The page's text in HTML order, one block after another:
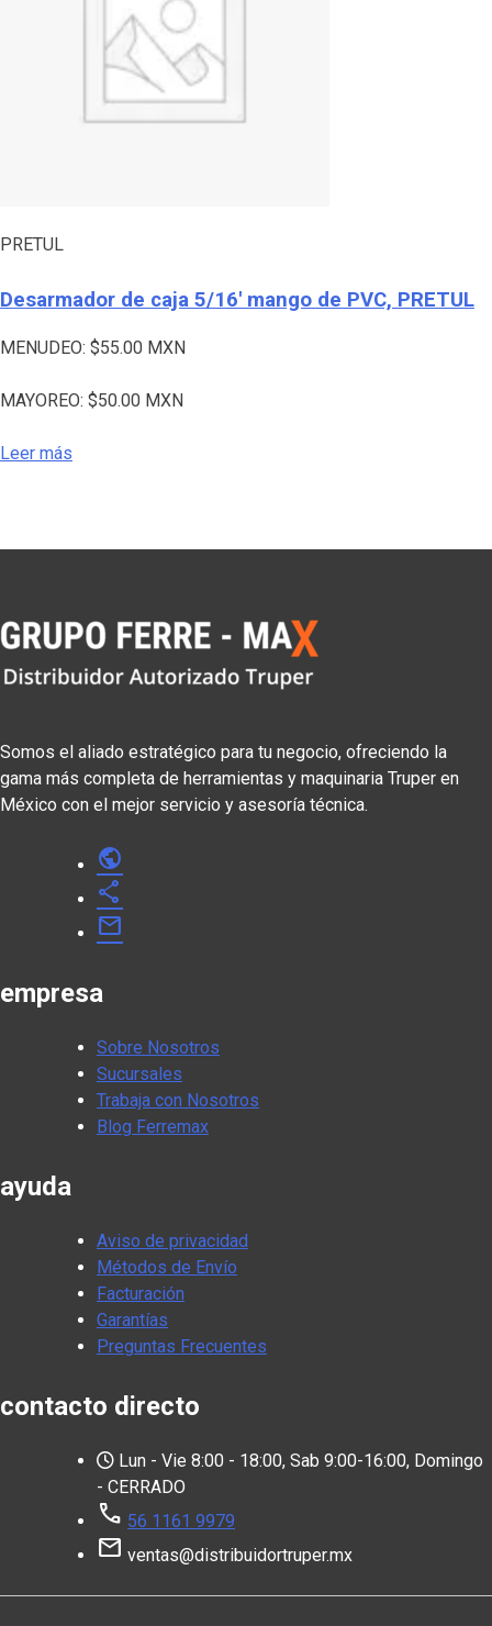
PRETUL
Desarmador de caja 5/16′ mango de PVC, PRETUL
MENUDEO: $55.00 MXN
MAYOREO: $50.00 MXN
Leer más
Somos el aliado estratégico para tu negocio, ofreciendo la
gama más completa de herramientas y maquinaria Truper en
México con el mejor servicio y asesoría técnica.
public
share
mail
empresa
Sobre Nosotros
Sucursales
Trabaja con Nosotros
Blog Ferremax
ayuda
Aviso de privacidad
Métodos de Envío
Facturación
Garantías
Preguntas Frecuentes
contacto directo
Lun - Vie 8:00 - 18:00, Sab 9:00-16:00, Domingo
- CERRADO
call 56 1161 9979
mail ventas@distribuidortruper.mx